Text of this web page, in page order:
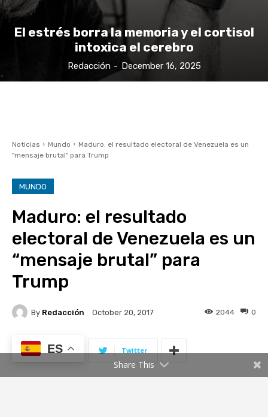
El estrés borra la memoria y el cortisol
intoxica el cerebro
Redacción - December 16, 2025
ES
Share This